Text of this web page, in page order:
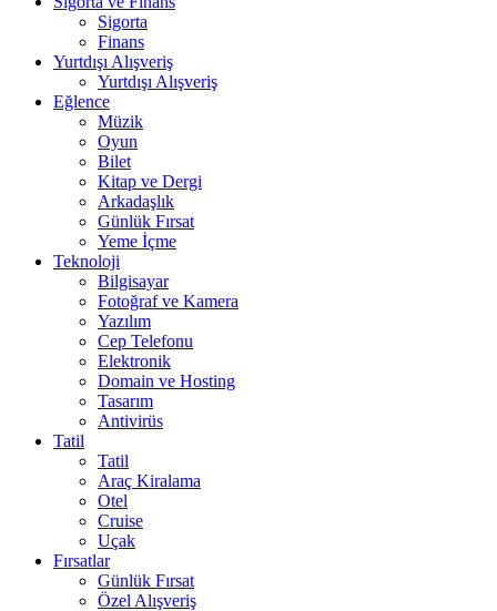
Sigorta
Finans
Yurtdışı Alışveriş
Yurtdışı Alışveriş
Eğlence
Müzik
Oyun
Bilet
Kitap ve Dergi
Arkadaşlık
Günlük Fırsat
Yeme İçme
Teknoloji
Bilgisayar
Fotoğraf ve Kamera
Yazılım
Cep Telefonu
Elektronik
Domain ve Hosting
Tasarım
Antivirüs
Tatil
Tatil
Araç Kiralama
Otel
Cruise
Uçak
Fırsatlar
Günlük Fırsat
Özel Alışveriş